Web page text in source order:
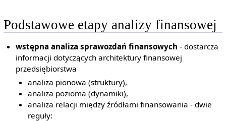
Podstawowe etapy analizy finansowej
wstępna analiza sprawozdań finansowych - dostarcza
informacji dotyczących architektury finansowej
przedsiębiorstwa
analiza pionowa (struktury),
analiza pozioma (dynamiki),
analiza relacji między źródłami finansowania - dwie
reguły: